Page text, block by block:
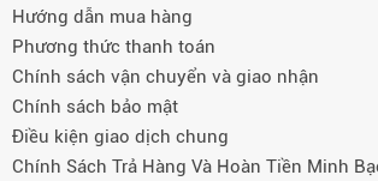
Hướng dẫn mua hàng
Phương thức thanh toán
Chính sách vận chuyển và giao nhận
Chính sách bảo mật
Điều kiện giao dịch chung
Chính Sách Trả Hàng Và Hoàn Tiền Minh